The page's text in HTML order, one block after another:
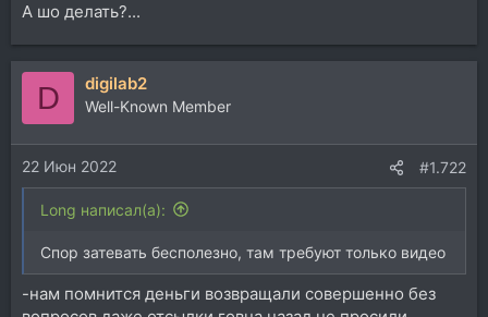
А шо делать?...
D digilab2
Well-Known Member
22 Июн 2022 #1.722
Long написал(а):
Спор затевать бесполезно, там требуют только видео
-нам помнится деньги возвращали совершенно без